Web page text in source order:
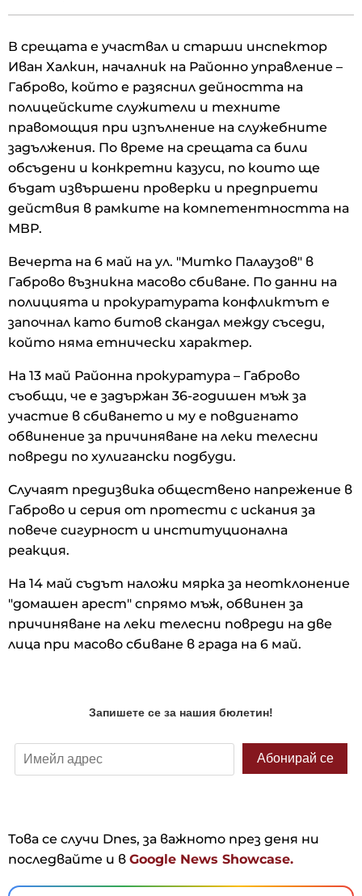
В срещата е участвал и старши инспектор
Иван Халкин, началник на Районно управление –
Габрово, който е разяснил дейността на
полицейските служители и техните
правомощия при изпълнение на служебните
задължения. По време на срещата са били
обсъдени и конкретни казуси, по които ще
бъдат извършени проверки и предприети
действия в рамките на компетентността на
МВР.
Вечерта на 6 май на ул. "Митко Палаузов" в
Габрово възникна масово сбиване. По данни на
полицията и прокуратурата конфликтът е
започнал като битов скандал между съседи,
който няма етнически характер.
На 13 май Районна прокуратура – Габрово
съобщи, че е задържан 36-годишен мъж за
участие в сбиването и му е повдигнато
обвинение за причиняване на леки телесни
повреди по хулигански подбуди.
Случаят предизвика обществено напрежение в
Габрово и серия от протести с искания за
повече сигурност и институционална
реакция.
На 14 май съдът наложи мярка за неотклонение
"домашен арест" спрямо мъж, обвинен за
причиняване на леки телесни повреди на две
лица при масово сбиване в града на 6 май.
Това се случи Dnes, за важното през деня ни
последвайте и в Google News Showcase.